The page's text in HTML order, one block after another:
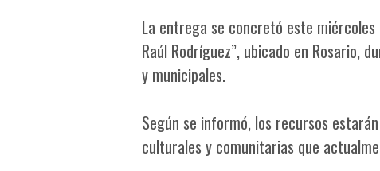
La entrega se concretó este miércoles
Raúl Rodríguez”, ubicado en Rosario,
y municipales.
Según se informó, los recursos
culturales y comunitarias que